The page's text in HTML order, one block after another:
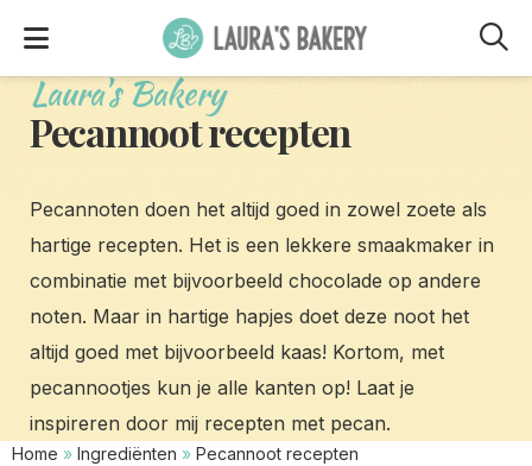
Laura's Bakery
Pecannoot recepten
Pecannoten doen het altijd goed in zowel zoete als
hartige recepten. Het is een lekkere smaakmaker in
combinatie met bijvoorbeeld chocolade op andere
noten. Maar in hartige hapjes doet deze noot het
altijd goed met bijvoorbeeld kaas! Kortom, met
pecannootjes kun je alle kanten op! Laat je
inspireren door mij recepten met pecan.
Home » Ingrediënten » Pecannoot recepten